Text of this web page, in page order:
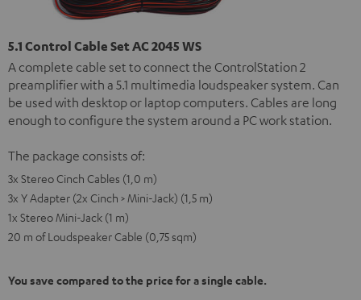
5.1 Control Cable Set AC 2045 WS
A complete cable set to connect the ControlStation 2
preamplifier with a 5.1 multimedia loudspeaker system. Can
be used with desktop or laptop computers. Cables are long
enough to configure the system around a PC work station.
The package consists of:
3x Stereo Cinch Cables (1,0 m)
3x Y Adapter (2x Cinch > Mini-Jack) (1,5 m)
1x Stereo Mini-Jack (1 m)
20 m of Loudspeaker Cable (0,75 sqm)
You save compared to the price for a single cable.